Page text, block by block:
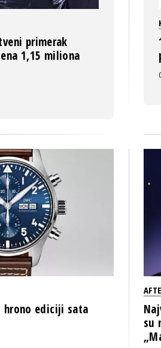
primerak
1,15 miliona
hrono ediciji sata
su